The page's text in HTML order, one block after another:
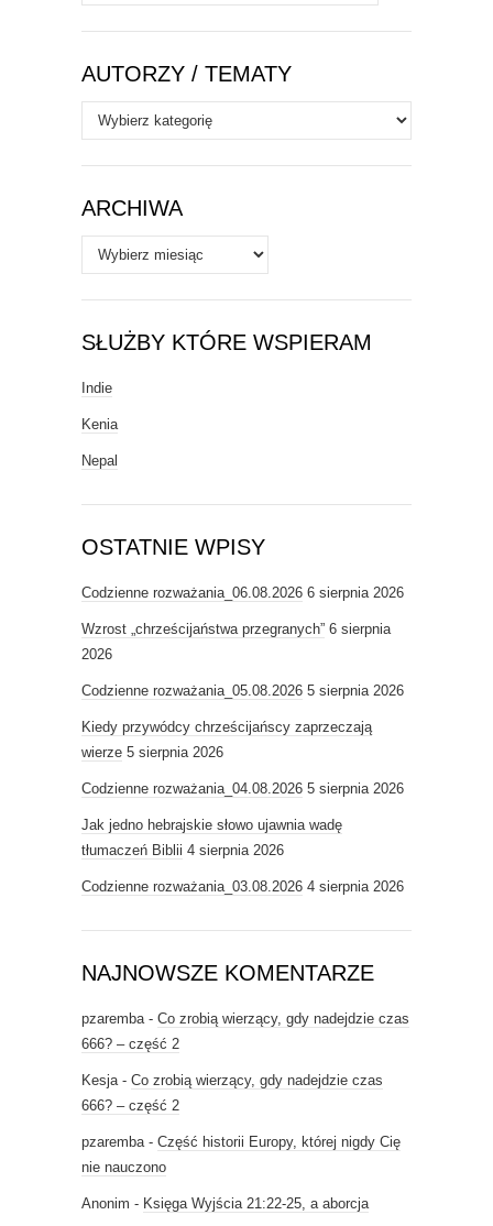
AUTORZY / TEMATY
Autorzy
/
Tematy
ARCHIWA
Archiwa
SŁUŻBY KTÓRE WSPIERAM
Indie
Kenia
Nepal
OSTATNIE WPISY
Codzienne rozważania_06.08.2026 6 sierpnia 2026
Wzrost „chrześcijaństwa przegranych” 6 sierpnia
2026
Codzienne rozważania_05.08.2026 5 sierpnia 2026
Kiedy przywódcy chrześcijańscy zaprzeczają
wierze 5 sierpnia 2026
Codzienne rozważania_04.08.2026 5 sierpnia 2026
Jak jedno hebrajskie słowo ujawnia wadę
tłumaczeń Biblii 4 sierpnia 2026
Codzienne rozważania_03.08.2026 4 sierpnia 2026
NAJNOWSZE KOMENTARZE
pzaremba - Co zrobią wierzący, gdy nadejdzie czas
666? – część 2
Kesja - Co zrobią wierzący, gdy nadejdzie czas
666? – część 2
pzaremba - Część historii Europy, której nigdy Cię
nie nauczono
Anonim - Księga Wyjścia 21:22-25, a aborcja